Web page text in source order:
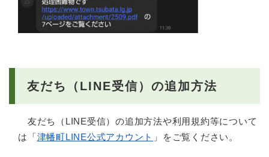
友だち（LINE受信）の追加方法
友だち（LINE受信）の追加方法や利用規約等について
は「津幡町LINE公式アカウント 」をご覧ください。